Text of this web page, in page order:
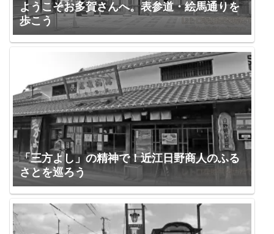
ようこそお多賀さんへ。表参道・絵馬通りを
歩こう
「三方よし」の精神で！近江日野商人のふる
さとを巡ろう